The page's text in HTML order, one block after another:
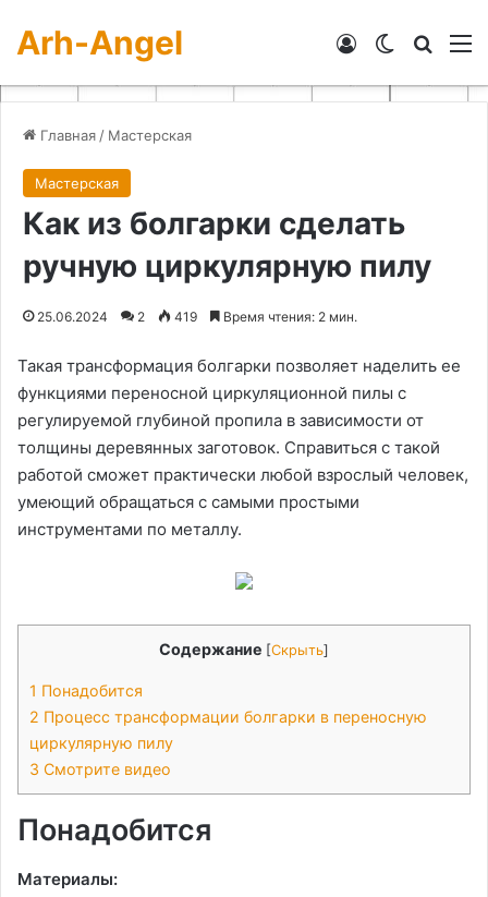
Arh-Angel Switch skin
Войти
Главная / Мастерская
Мастерская
Как из болгарки сделать
ручную циркулярную пилу
25.06.2024 2 419 Время чтения: 2 мин.
Такая трансформация болгарки позволяет наделить ее
функциями переносной циркуляционной пилы с
регулируемой глубиной пропила в зависимости от
толщины деревянных заготовок. Справиться с такой
работой сможет практически любой взрослый человек,
умеющий обращаться с самыми простыми
инструментами по металлу.
Содержание [Скрыть]
1 Понадобится
2 Процесс трансформации болгарки в переносную
циркулярную пилу
3 Смотрите видео
Понадобится
Материалы: